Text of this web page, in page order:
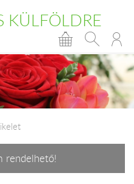
KÜLFÖLDRE
rendelhető!